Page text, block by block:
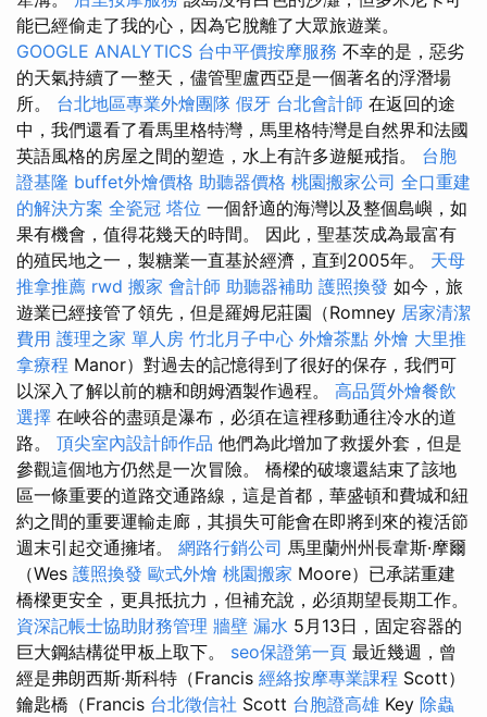
能已經偷走了我的心，因為它脫離了大眾旅遊業。
GOOGLE ANALYTICS 台中平價按摩服務 不幸的是，惡劣
的天氣持續了一整天，儘管聖盧西亞是一個著名的浮潛場
所。 台北地區專業外燴團隊 假牙 台北會計師 在返回的途
中，我們還看了看馬里格特灣，馬里格特灣是自然界和法國
英語風格的房屋之間的塑造，水上有許多遊艇戒指。 台胞
證基隆 buffet外燴價格 助聽器價格 桃園搬家公司 全口重建
的解決方案 全瓷冠 塔位 一個舒適的海灣以及整個島嶼，如
果有機會，值得花幾天的時間。 因此，聖基茨成為最富有
的殖民地之一，製糖業一直基於經濟，直到2005年。 天母
推拿推薦 rwd 搬家 會計師 助聽器補助 護照換發 如今，旅
遊業已經接管了領先，但是羅姆尼莊園（Romney 居家清潔
費用 護理之家 單人房 竹北月子中心 外燴茶點 外燴 大里推
拿療程 Manor）對過去的記憶得到了很好的保存，我們可
以深入了解以前的糖和朗姆酒製作過程。 高品質外燴餐飲
選擇 在峽谷的盡頭是瀑布，必須在這裡移動通往冷水的道
路。 頂尖室內設計師作品 他們為此增加了救援外套，但是
參觀這個地方仍然是一次冒險。 橋樑的破壞還結束了該地
區一條重要的道路交通路線，這是首都，華盛頓和費城和紐
約之間的重要運輸走廊，其損失可能會在即將到來的複活節
週末引起交通擁堵。 網路行銷公司 馬里蘭州州長韋斯·摩爾
（Wes 護照換發 歐式外燴 桃園搬家 Moore）已承諾重建
橋樑更安全，更具抵抗力，但補充說，必須期望長期工作。
資深記帳士協助財務管理 牆壁 漏水 5月13日，固定容器的
巨大鋼結構從甲板上取下。 seo保證第一頁 最近幾週，曾
經是弗朗西斯·斯科特（Francis 經絡按摩專業課程 Scott）
鑰匙橋（Francis 台北徵信社 Scott 台胞證高雄 Key 除蟲